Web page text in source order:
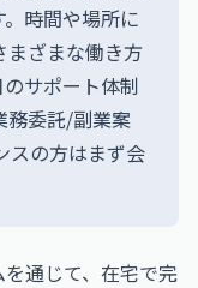
時間や場所に
まざまな働き方
サポート体制
務委託/副業案
スの方はまず会
通じて、在宅で完